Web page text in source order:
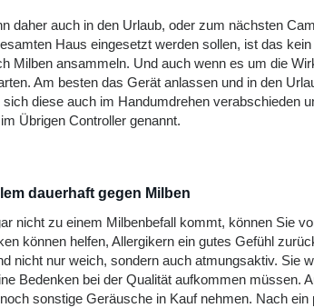
daher auch in den Urlaub, oder zum nächsten
Haus eingesetzt werden sollen, ist das
Milben ansammeln. Und auch wenn es um die
Am besten das Gerät anlassen und in den
diese auch im Handumdrehen verabschieden
Übrigen Controller genannt.
dauerhaft gegen Milben
nicht zu einem Milbenbefall kommt, können Sie
können helfen, Allergikern ein gutes Gefühl
nicht nur weich, sondern auch atmungsaktiv. Sie
Bedenken bei der Qualität aufkommen müssen.
sonstige Geräusche in Kauf nehmen. Nach ein